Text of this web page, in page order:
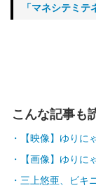
「マネシテミ
こんな記事も
【映像】ゆり
【画像】ゆり
三上悠亜、ビキ